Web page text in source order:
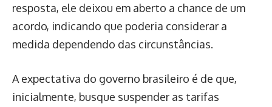
resposta, ele deixou em aberto a chance de um
acordo, indicando que poderia considerar a
medida dependendo das circunstâncias.
A expectativa do governo brasileiro é de que,
inicialmente, busque suspender as tarifas